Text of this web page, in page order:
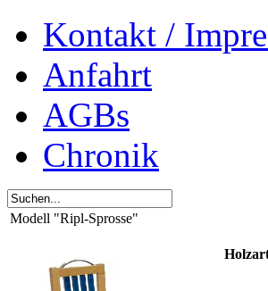
Kontakt /
Anfahrt
AGBs
Chronik
Modell "Ripl-Sprosse"